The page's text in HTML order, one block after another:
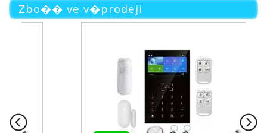
Zbo�� ve v�prodeji